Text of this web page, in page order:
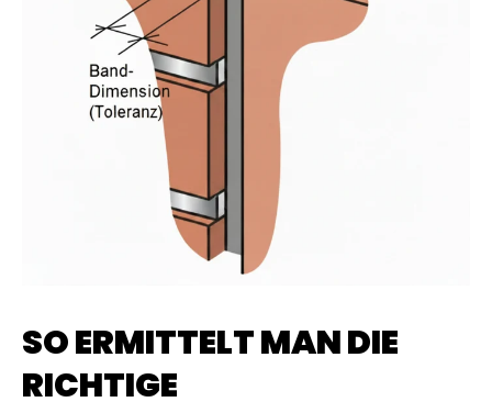
SO ERMITTELT MAN DIE
RICHTIGE